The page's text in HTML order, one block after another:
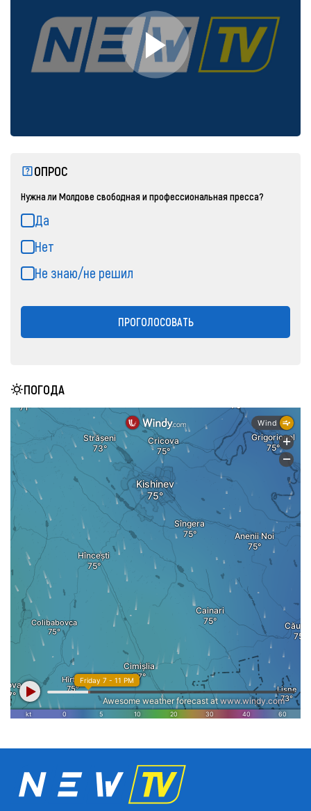
ОПРОС
Нужна ли Молдове свободная и профессиональная пресса?
Да
Нет
Не знаю/не решил
ПРОГОЛОСОВАТЬ
ПОГОДА